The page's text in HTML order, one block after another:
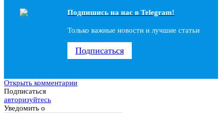
Подпишись на наc в Telegram!
Только важные новости и лучшие статьи
Подписаться
Открыть комментарии
Подписаться
авторизуйтесь
Уведомить о